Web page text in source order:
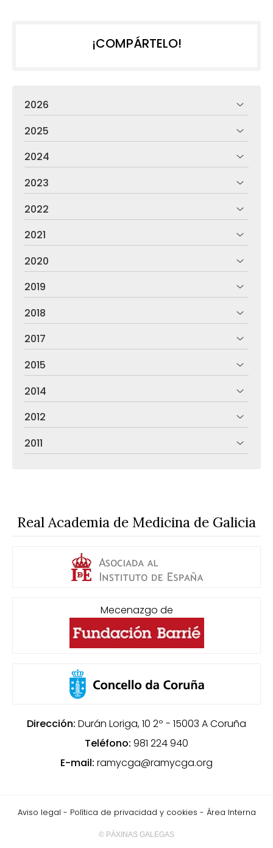
¡COMPÁRTELO!
2026
2025
2024
2023
2022
2021
2020
2019
2018
2017
2015
2014
2012
2011
Real Academia de Medicina de Galicia
Mecenazgo de
Dirección: Durán Loriga, 10 2º - 15003 A Coruña
Teléfono: 981 224 940
E-mail: ramycga@ramycga.org
Aviso legal - Política de privacidad y cookies - Área Interna
© PÁXINAS GALEGAS